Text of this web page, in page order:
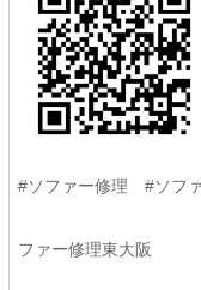
#ソファー修理 #ソフ
ファー修理東大阪